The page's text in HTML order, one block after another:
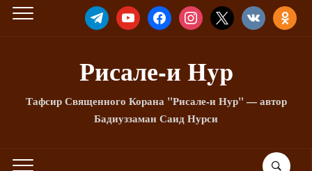
TELEGRAMYOUTUBEFACEBOOKINSTAGRAM
X VKONTAKTE
Рисале-и Hyp
Тафсир Священного Корана "Рисале-и Нур" — автор
Бадиуззаман Саид Нурси